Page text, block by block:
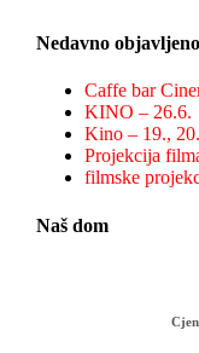
Nedavno objavljeno
Caffe bar
KINO – 26.6.
Kino – 19.,
Projekcija
filmske
Naš dom